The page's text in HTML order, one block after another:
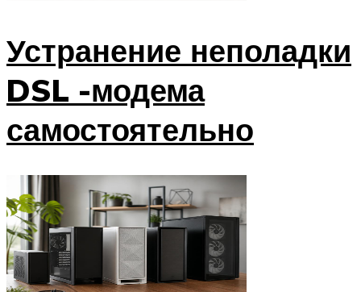
Устранение неполадки
DSL -модема
самостоятельно